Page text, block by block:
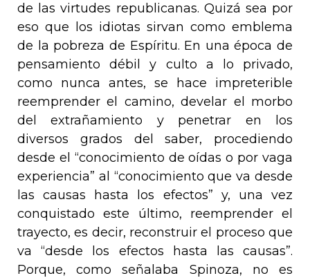
de las virtudes republicanas. Quizá sea por
eso que los idiotas sirvan como emblema
de la pobreza de Espíritu. En una época de
pensamiento débil y culto a lo privado,
como nunca antes, se hace impreterible
reemprender el camino, develar el morbo
del extrañamiento y penetrar en los
diversos grados del saber, procediendo
desde el “conocimiento de oídas o por vaga
experiencia” al “conocimiento que va desde
las causas hasta los efectos” y, una vez
conquistado este último, reemprender el
trayecto, es decir, reconstruir el proceso que
va “desde los efectos hasta las causas”.
Porque, como señalaba Spinoza, no es